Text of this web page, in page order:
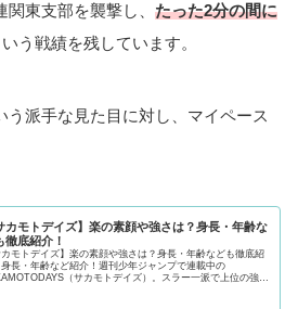
東支部を襲撃し、 たった2分の間に
いう戦績を残しています。
う派手な見た目に対し、マイペース
カモトデイズ】楽の素顔や強さは？身長・年齢な
徹底紹介！
カモトデイズ】楽の素顔や強さは？身長・年齢なども徹底紹
長・年齢など紹介！週刊少年ジャンプで連載中の
（サカモトデイズ）。スラー一派で上位の強さ